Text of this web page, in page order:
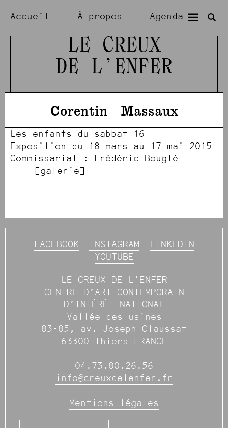
Accueil À propos Agenda
Expositions Résidences
Artistes
LE CREUX
DE L’ENFER
Corentin Massaux
Les enfants du sabbat 16
Exposition du 18 mars au 17 mai 2015
Commissariat : Frédéric Bouglé
galerie
FACEBOOK INSTAGRAM
LINKEDIN
YOUTUBE
LE CREUX DE L’ENFER
CENTRE D’ART CONTEMPORAIN
D’INTÉRÊT NATIONAL
Vallée des usines
83-85, av. Joseph Claussat
63300 Thiers FRANCE
04.73.80.26.56
info@creuxdelenfer.fr
Mentions légales